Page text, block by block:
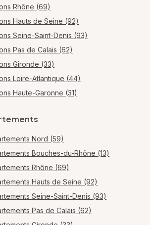
Rhône (69)
Hauts de Seine (92)
Seine-Saint-Denis (93)
Pas de Calais (62)
Gironde (33)
Loire-Atlantique (44)
Haute-Garonne (31)
Nord (59)
Bouches-du-Rhône (13)
Rhône (69)
Hauts de Seine (92)
Seine-Saint-Denis (93)
Pas de Calais (62)